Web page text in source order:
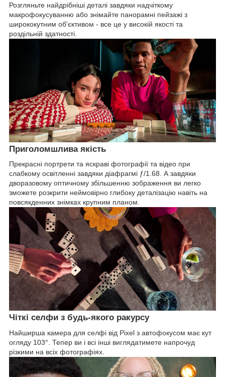
Розгляньте найдрібніші деталі завдяки надчіткому
макрофокусуванню або знімайте панорамні пейзажі з
ширококутним об'єктивом - все це у високій якості та
роздільній здатності.
Приголомшлива якість
Прекрасні портрети та яскраві фотографії та відео при
слабкому освітленні завдяки діафрагмі ƒ/1.68. А завдяки
дворазовому оптичному збільшенню зображення ви легко
зможете розкрити неймовірно глибоку деталізацію навіть на
повсякденних знімках крупним планом.
Чіткі селфи з будь-якого ракурсу
Найширша камера для селфі від Pixel з автофокусом має кут
огляду 103°. Тепер ви і всі інші виглядатимете напрочуд
різкими на всіх фотографіях.